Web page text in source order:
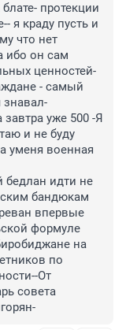
протекции
я краду пусть и
что нет
ибо он сам
ценностей-
- самый
знавал-
уже 500 -Я
и не буду
уменя военная
бедлан идти не
бандюкам
впервые
формуле
на
по
От
совета